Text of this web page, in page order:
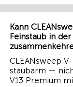
Kann
Feinstaub in
CLEANsweep
staubarm —
V13 Premium